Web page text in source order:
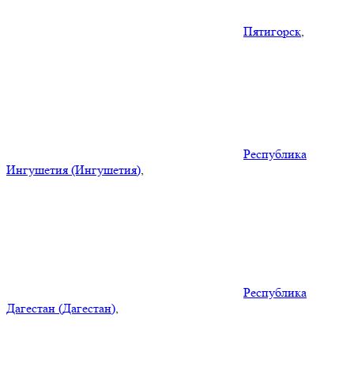
Пятигорск,
Республика
Ингушетия (Ингушетия),
Республика
Дагестан (Дагестан),